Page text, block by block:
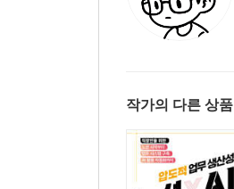
작가의 다른 상품